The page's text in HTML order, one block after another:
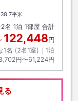
38.7平米
2名 1泊 1部屋 合計
122,448円
1名 (2名1室)｜ 1泊
円〜61,224円
る